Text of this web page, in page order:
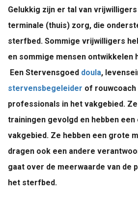
Gelukkig zijn er tal van
terminale (thuis) zorg, die
sterfbed. Sommige vrijwilligers
en sommige mensen ontwikkelen
Een Stervensgoed doula,
stervensbegeleider of
professionals in het vakgebied.
trainingen gevolgd en hebben een
vakgebied. Ze hebben een grote
dragen ook een andere
gaat over de meerwaarde van de
het sterfbed.